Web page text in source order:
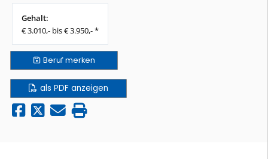
Gehalt:
€ 3.010,- bis € 3.950,- *
Berufmerken
als PDF anzeigen